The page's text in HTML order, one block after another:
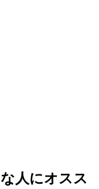
人にオスス